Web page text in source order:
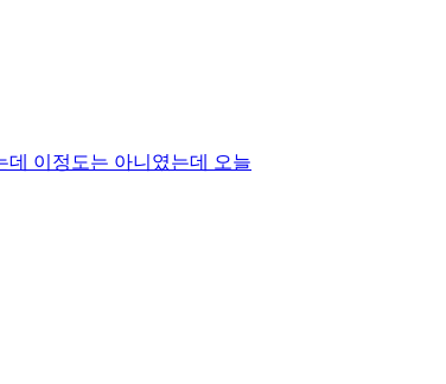
데 이정도는 아니였는데 오늘